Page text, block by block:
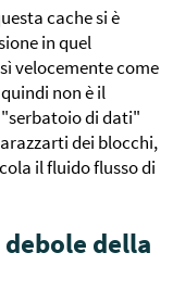
cache si è
in quel
velocemente come
non è il
di dati"
dei blocchi,
il fluido flusso di
della